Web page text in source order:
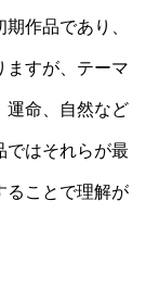
作品であり、
ますが、テーマ
運命、自然など
ではそれらが最
ることで理解が